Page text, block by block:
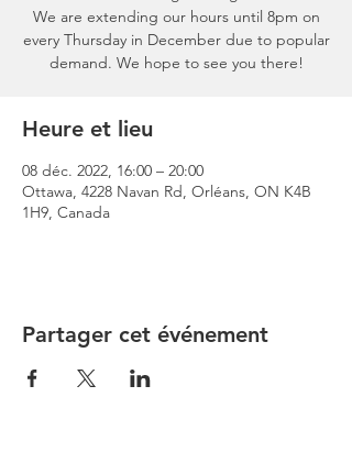
We are extending our hours until 8pm on
every Thursday in December due to popular
demand. We hope to see you there!
Heure et lieu
08 déc. 2022, 16:00 – 20:00
Ottawa, 4228 Navan Rd, Orléans, ON K4B
1H9, Canada
Partager cet événement